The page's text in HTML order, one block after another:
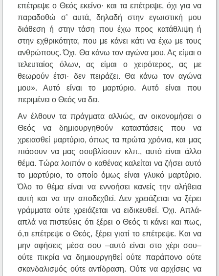
επέτρεψε ο Θεός εκείνο· και τα επέτρεψε, όχι για να
παραδοθώ σ’ αυτά, δηλαδή στην εγωιστική μου
διάθεση ή στην τάση που έχω προς κατάθλιψη ή
στην εχθρικότητα, που με κάνει κάτι να έχω με τους
ανθρώπους. Όχι. Θα κάνω τον αγώνα μου. Ας είμαι ο
τελευταίος όλων, ας είμαι ο χειρότερος, ας με
θεωρούν έτσι· δεν πειράζει. Θα κάνω τον αγώνα
μου». Αυτό είναι το μαρτύριο. Αυτό είναι που
περιμένει ο Θεός να δει.
Αν έλθουν τα πράγματα αλλιώς, αν οικονομήσει ο
Θεός να δημιουργηθούν καταστάσεις που να
χρειασθεί μαρτύριο, όπως τα πρώτα χρόνια, και μας
πιάσουν να μας σουβλίσουν κλπ., αυτό είναι άλλο
θέμα. Τώρα λοιπόν ο καθένας καλείται να ζήσει αυτό
το μαρτύριο, το οποίο όμως είναι γλυκό μαρτύριο.
Όλο το θέμα είναι να εννοήσει κανείς την αλήθεια
αυτή και να την αποδεχθεί. Δεν χρειάζεται να ξέρει
γράμματα ούτε χρειάζεται να ειδικευθεί. Όχι. Απλά-
απλά να πιστεύεις ότι ξέρει ο Θεός τι κάνει και πως,
ό,τι επέτρεψε ο Θεός, ξέρει γιατί το επέτρεψε. Και να
μην αφήσεις μέσα σου –αυτό είναι στο χέρι σου–
ούτε πικρία να δημιουργηθεί ούτε παράπονο ούτε
σκανδαλισμός ούτε αντίδραση. Ούτε να αρχίσεις να